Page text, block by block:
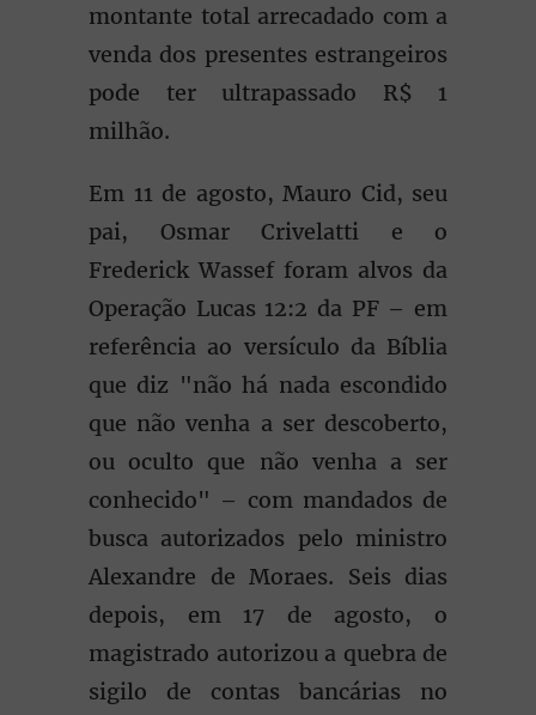
montante total arrecadado com a
venda dos presentes estrangeiros
pode ter ultrapassado R$ 1
milhão.
Em 11 de agosto, Mauro Cid, seu
pai, Osmar Crivelatti e o
Frederick Wassef foram alvos da
Operação Lucas 12:2 da PF – em
referência ao versículo da Bíblia
que diz "não há nada escondido
que não venha a ser descoberto,
ou oculto que não venha a ser
conhecido" – com mandados de
busca autorizados pelo ministro
Alexandre de Moraes. Seis dias
depois, em 17 de agosto, o
magistrado autorizou a quebra de
sigilo de contas bancárias no